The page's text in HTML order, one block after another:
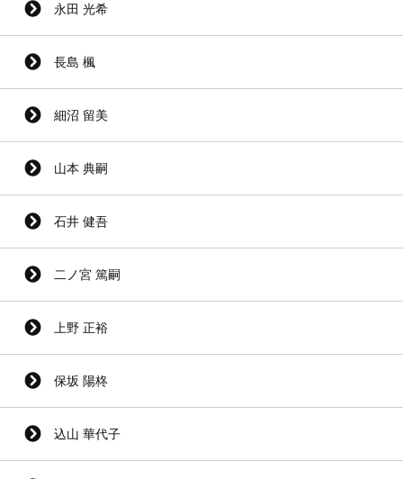
永田 光希
長島 楓
細沼 留美
山本 典嗣
石井 健吾
二ノ宮 篤嗣
上野 正裕
保坂 陽柊
込山 華代子